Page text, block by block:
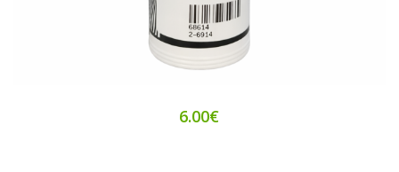
6.00€